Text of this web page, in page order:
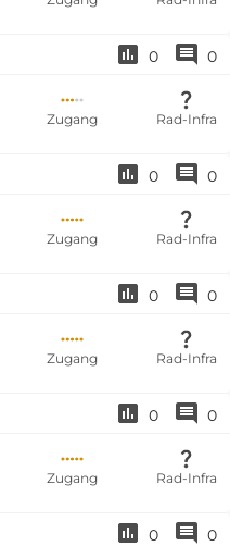
0 0
Zugang Rad-Infra
0 0
Zugang Rad-Infra
0 0
Zugang Rad-Infra
0 0
Zugang Rad-Infra
0 0